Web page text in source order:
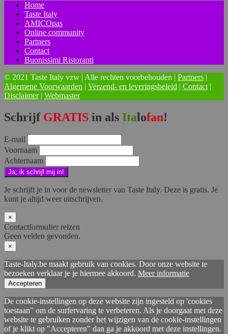
Home
Taste Italy
AMICOpas
Online community
Partners
Contact
Buonissimi Ristoranti
© 2021 Taste Italy vzw | Alle rechten voorbehouden | Partners |
Algemene Voorwaarden | Verzend- en leveringsbeleid | Contact|
Disclaimer| Webmaster
Schrijf GRATIS in als Italofan!
E-mail
Voornaam
Achternaam
Je schrijft je in voor de newsletter van Taste Italy. Deze is gratis. Je
kunt je altijd weer uitschrijven.
×
Contactformulier reizen
Geen velden gevonden.
×
Taste-Italy.be maakt gebruik van cookies. Door onze website te
bezoeken verklaar je je hiermee akkoord. Meer informatie
Accepteren
De cookie-instellingen op deze website zijn ingesteld op 'cookies
toestaan" om de surfervaring te verbeteren. Als je doorgaat met deze
website te gebruiken zonder het wijzigen van de cookie-instellingen
of je klikt op "Accepteren" dan ga je akkoord met deze instellingen.